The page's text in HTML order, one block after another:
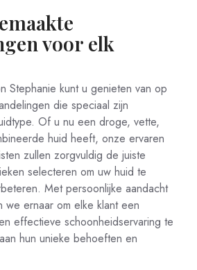
voor elk
Stephanie kunt u genieten van op
die speciaal zijn
Of u nu een droge, vette,
huid heeft, onze ervaren
zullen zorgvuldig de juiste
selecteren om uw huid te
Met persoonlijke aandacht
we ernaar om elke klant een
effectieve schoonheidservaring te
hun unieke behoeften en